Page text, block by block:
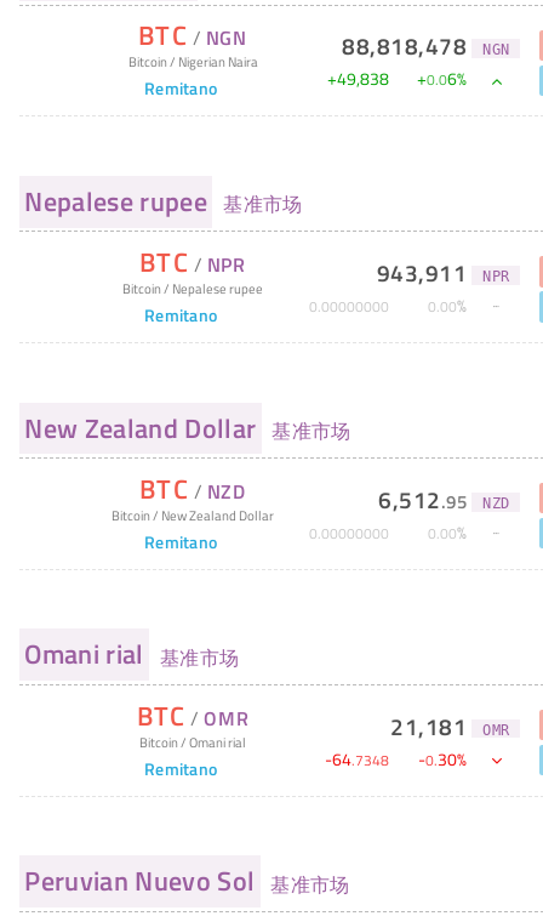
BTC / NGN
Bitcoin/ Nigerian Naira
Remitano
88,818,478 NGN
+49,838 +0.06%
Nepalese rupee 基准市场
BTC / NPR
Bitcoin/ Nepalese rupee
Remitano
943,911 NPR
0.00000000 0.00%
New Zealand Dollar 基准市场
BTC / NZD
Bitcoin/ New Zealand Dollar
Remitano
6,512.95 NZD
0.00000000 0.00%
Omani rial 基准市场
BTC /OMR
Bitcoin/Omani rial
Remitano
21,181 OMR
-64.7348 -0.30%
Peruvian Nuevo Sol 基准市场